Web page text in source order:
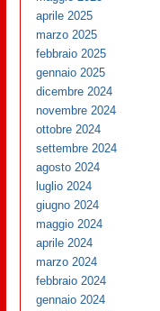
aprile 2025
marzo 2025
febbraio 2025
gennaio 2025
dicembre 2024
novembre 2024
ottobre 2024
settembre 2024
agosto 2024
luglio 2024
giugno 2024
maggio 2024
aprile 2024
marzo 2024
febbraio 2024
gennaio 2024